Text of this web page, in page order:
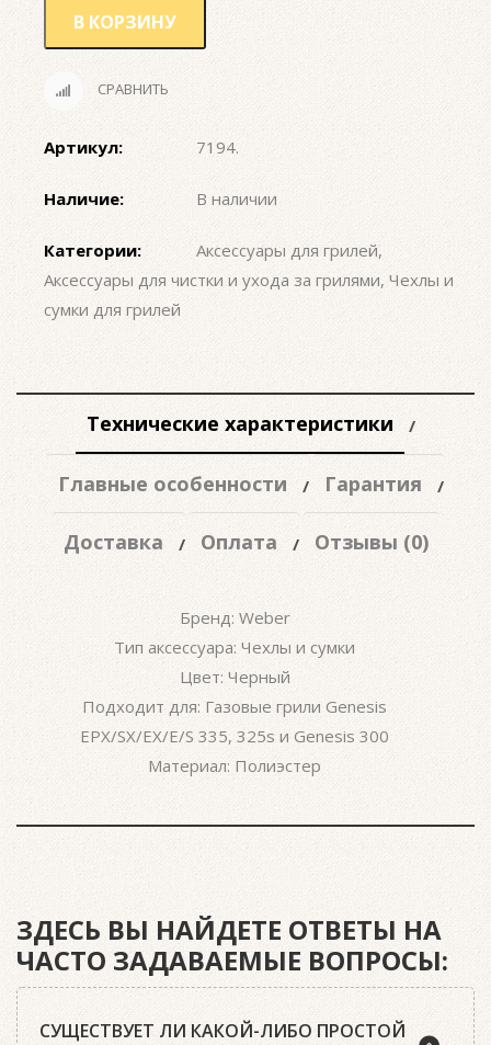
В КОРЗИНУ
СРАВНИТЬ
Артикул: 7194.
Наличие: В наличии
Категории: Аксессуары для грилей,
Аксессуары для чистки и ухода за грилями,Чехлы и
сумки для грилей
Технические характеристики
Главные особенности Гарантия
Доставка Оплата Отзывы (0)
Бренд: Weber
Тип аксессуара: Чехлы и сумки
Цвет: Черный
Подходит для: Газовые грили Genesis
EPX/SX/EX/E/S 335, 325s и Genesis 300
Материал: Полиэстер
ЗДЕСЬ ВЫ НАЙДЕТЕ ОТВЕТЫ НА
ЧАСТО ЗАДАВАЕМЫЕ ВОПРОСЫ:
СУЩЕСТВУЕТ ЛИ КАКОЙ-ЛИБО ПРОСТОЙ